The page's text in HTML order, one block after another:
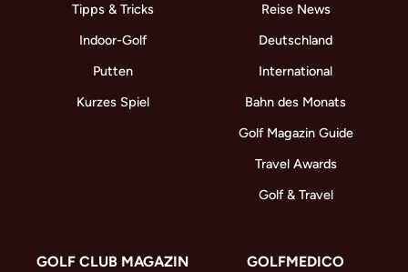
Tipps & Tricks
Indoor-Golf
Putten
Kurzes Spiel
Reise News
Deutschland
International
Bahn des Monats
Golf Magazin Guide
Travel Awards
Golf & Travel
GOLF CLUB MAGAZIN GOLFMEDICO